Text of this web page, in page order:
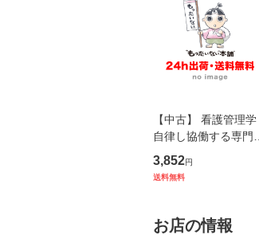
【中古】 看護管理学
自律し協働する専門職
の看護マネジメントス
キル 改訂第3版 (看護
堂 [単行
3,852円
送料無料
お店の情報